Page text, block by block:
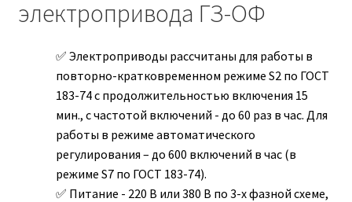
электропривода ГЗ-ОФ
Электроприводы рассчитаны для работы в
повторно-кратковременном режиме S2 по ГОСТ
183-74 с продолжительностью включения 15
мин., с частотой включений - до 60 раз в час. Для
работы в режиме автоматического
регулирования – до 600 включений в час (в
режиме S7 по ГОСТ 183-74).
Питание - 220 В или 380 В по 3-х фазной схеме,